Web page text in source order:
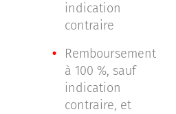
indication
contraire
Remboursement
à 100 %, sauf
indication
contraire, et